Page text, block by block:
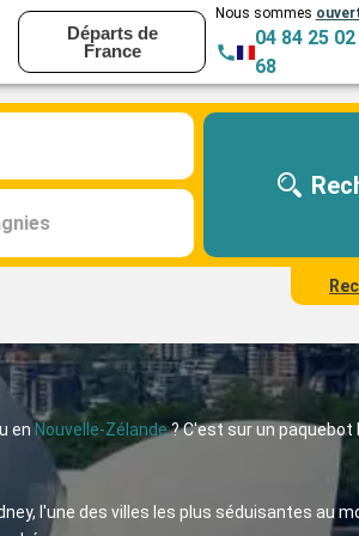
Départs de
France
Nous sommes
04 84 25 02
68
en Nouvelle-Zélande? C'est sur un paquebot
l'une des villes les plus séduisantes au